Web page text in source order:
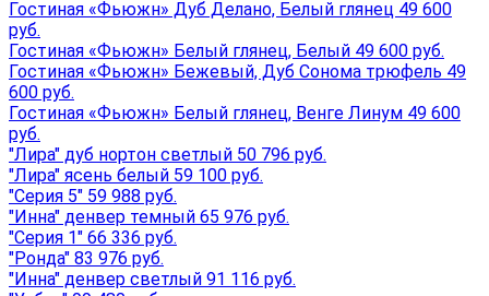
Гостиная «Фьюжн» Дуб Делано, Белый глянец 49 600
руб.
Гостиная «Фьюжн» Белый глянец, Белый 49 600 руб.
Гостиная «Фьюжн» Бежевый, Дуб Сонома трюфель 49
600 руб.
Гостиная «Фьюжн» Белый глянец, Венге Линум 49 600
руб.
"Лира" дуб нортон светлый 50 796 руб.
"Лира" ясень белый 59 100 руб.
"Серия 5" 59 988 руб.
"Инна" денвер темный 65 976 руб.
"Серия 1" 66 336 руб.
"Ронда" 83 976 руб.
"Инна" денвер светлый 91 116 руб.